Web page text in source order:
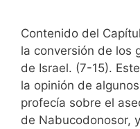
Contenido del
la conversión de los
de Israel. (7-15).
la opinión de
profecía sobre el
de Nabucodonosor,